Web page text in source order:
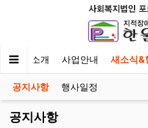
타리 소개 사업안내 새소식&
공지사항 행사일정
공지사항